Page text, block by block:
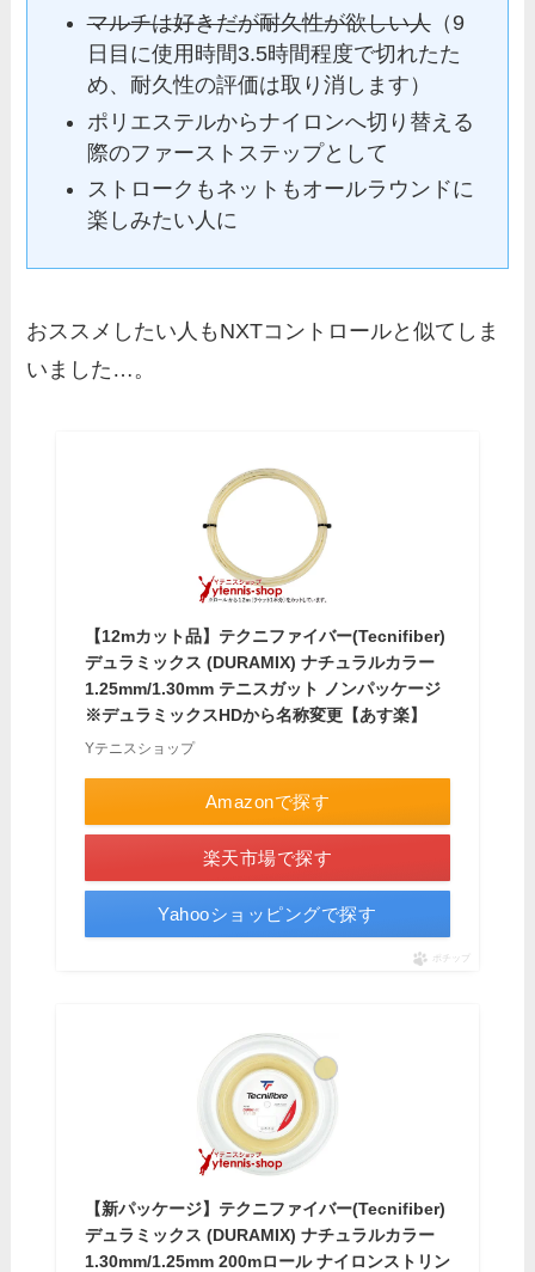
マルチは好きだが耐久性が欲しい人（9
日目に使用時間3.5時間程度で切れたた
め、耐久性の評価は取り消します）
ポリエステルからナイロンへ切り替える
際のファーストステップとして
ストロークもネットもオールラウンドに
楽しみたい人に
おススメしたい人もNXTコントロールと似てしま
いました…。
【12mカット品】テクニファイバー(Tecnifiber)
デュラミックス (DURAMIX) ナチュラルカラー
1.25mm/1.30mm テニスガット ノンパッケージ
※デュラミックスHDから名称変更【あす楽】
Yテニスショップ
Amazonで探す
楽天市場で探す
Yahooショッピングで探す
ポチップ
【新パッケージ】テクニファイバー(Tecnifiber)
デュラミックス (DURAMIX) ナチュラルカラー
1.30mm/1.25mm 200mロール ナイロンストリン